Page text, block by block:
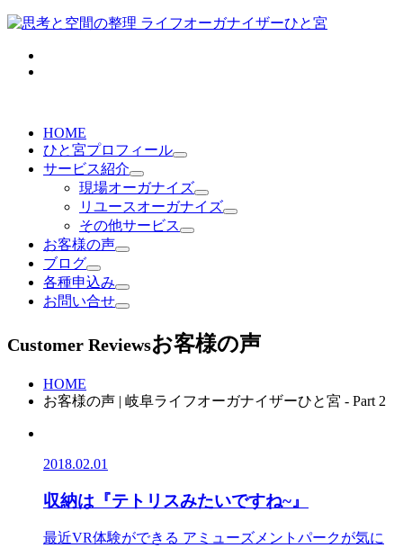
HOME
ひと宮プロフィール
サービス紹介
現場オーガナイズ
リユースオーガナイズ
その他サービス
お客様の声
ブログ
各種申込み
お問い合せ
Customer Reviewsお客様の声
HOME
お客様の声 | 岐阜ライフオーガナイザーひと宮 - Part 2
2018.02.01
収納は『テトリスみたいですね~』
最近VR体験ができる アミューズメントパークが気に